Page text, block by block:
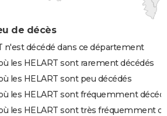
de décès
n'est décédé dans ce département
les HELART sont rarement décédés
les HELART sont peu décédés
les HELART sont fréquemment
les HELART sont très fréquemment